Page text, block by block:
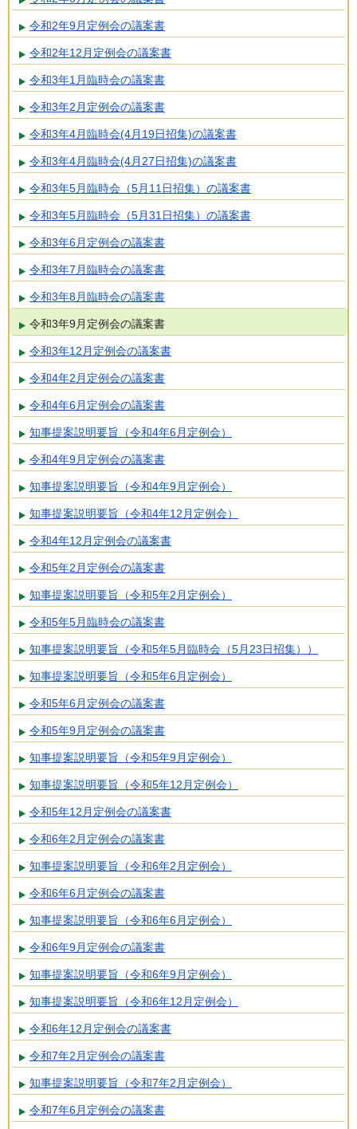
令和2年9月定例会の議案書
令和2年12月定例会の議案書
令和3年1月臨時会の議案書
令和3年2月定例会の議案書
令和3年4月臨時会(4月19日招集)の議案書
令和3年4月臨時会(4月27日招集)の議案書
令和3年5月臨時会（5月11日招集）の議案書
令和3年5月臨時会（5月31日招集）の議案書
令和3年6月定例会の議案書
令和3年7月臨時会の議案書
令和3年8月臨時会の議案書
令和3年9月定例会の議案書
令和3年12月定例会の議案書
令和4年2月定例会の議案書
令和4年6月定例会の議案書
知事提案説明要旨（令和4年6月定例会）
令和4年9月定例会の議案書
知事提案説明要旨（令和4年9月定例会）
知事提案説明要旨（令和4年12月定例会）
令和4年12月定例会の議案書
令和5年2月定例会の議案書
知事提案説明要旨（令和5年2月定例会）
令和5年5月臨時会の議案書
知事提案説明要旨（令和5年5月臨時会（5月23日招集））
知事提案説明要旨（令和5年6月定例会）
令和5年6月定例会の議案書
令和5年9月定例会の議案書
知事提案説明要旨（令和5年9月定例会）
知事提案説明要旨（令和5年12月定例会）
令和5年12月定例会の議案書
令和6年2月定例会の議案書
知事提案説明要旨（令和6年2月定例会）
令和6年6月定例会の議案書
知事提案説明要旨（令和6年6月定例会）
令和6年9月定例会の議案書
知事提案説明要旨（令和6年9月定例会）
知事提案説明要旨（令和6年12月定例会）
令和6年12月定例会の議案書
令和7年2月定例会の議案書
知事提案説明要旨（令和7年2月定例会）
令和7年6月定例会の議案書